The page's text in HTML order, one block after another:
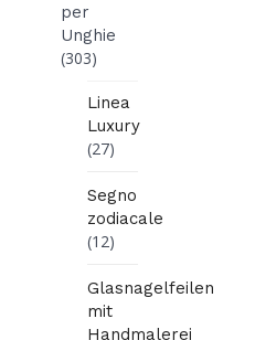
per
Unghie
(303)
Linea
Luxury
(27)
Segno
zodiacale
(12)
Glasnagelfeilen
mit
Handmalerei